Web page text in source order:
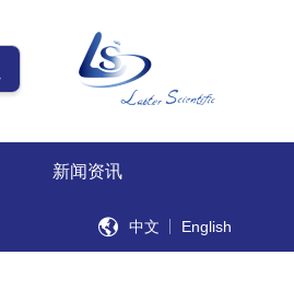
新闻资讯
中文 English